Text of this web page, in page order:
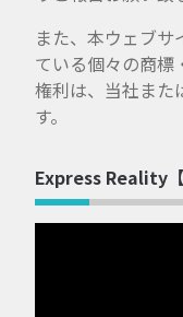
また、本ウェブ
ている個々の商標
権利は、当社また
す。
Express Reality